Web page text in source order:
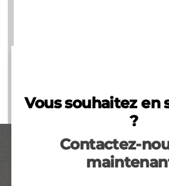
Vous souhaitez en
?
Contactez-